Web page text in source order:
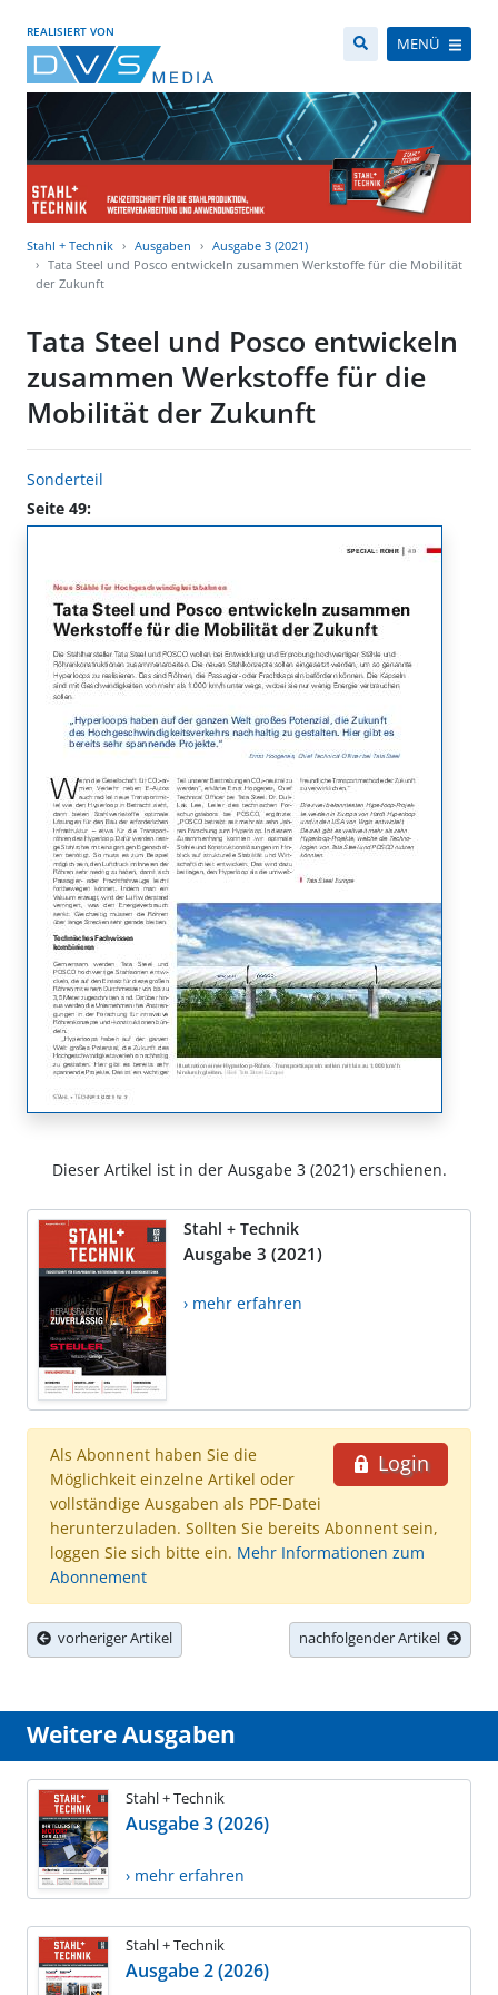
REALISIERT VON
MENÜ
Stahl + Technik Ausgaben
Ausgabe 3 (2021)
Tata Steel und Posco entwickeln zusammen Werkstoffe für die Mobilität
der Zukunft
Tata Steel und Posco entwickeln
zusammen Werkstoffe für die
Mobilität der Zukunft
Sonderteil
Seite 49:
Dieser Artikel ist in der Ausgabe 3 (2021) erschienen.
Stahl + Technik
Ausgabe 3 (2021)
› mehr erfahren
Login
Als Abonnent haben Sie die
Möglichkeit einzelne Artikel oder
vollständige Ausgaben als PDF-Datei
herunterzuladen. Sollten Sie bereits Abonnent sein,
loggen Sie sich bitte ein. Mehr Informationen zum
Abonnement
vorheriger Artikel nachfolgender Artikel
Weitere Ausgaben
Stahl + Technik
Ausgabe 3 (2026)
› mehr erfahren
Stahl + Technik
Ausgabe 2 (2026)